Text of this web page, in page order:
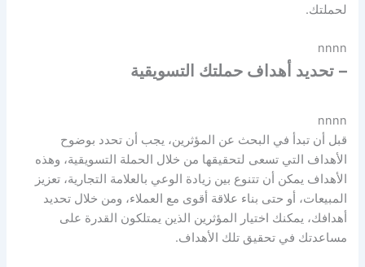
لحملتك.
nnnn
– تحديد أهداف حملتك التسويقية
nnnn
قبل أن تبدأ في البحث عن المؤثرين، يجب أن تحدد بوضوح
الأهداف التي تسعى لتحقيقها من خلال الحملة التسويقية، وهذه
الأهداف يمكن أن تتنوع بين زيادة الوعي بالعلامة التجارية، تعزيز
المبيعات، أو حتى بناء علاقة أقوى مع العملاء، ومن خلال تحديد
أهدافك، يمكنك اختيار المؤثرين الذين يمتلكون القدرة على
مساعدتك في تحقيق تلك الأهداف.